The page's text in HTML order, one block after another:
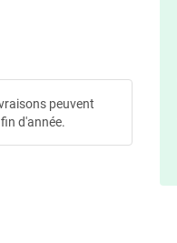
peuvent
d'année.